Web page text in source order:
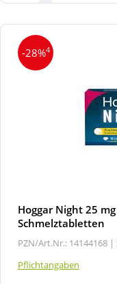
-28%4
Hoggar Night 25
Schmelztabletten
PZN/Art.Nr.: 14144168 |
Pflichtangaben